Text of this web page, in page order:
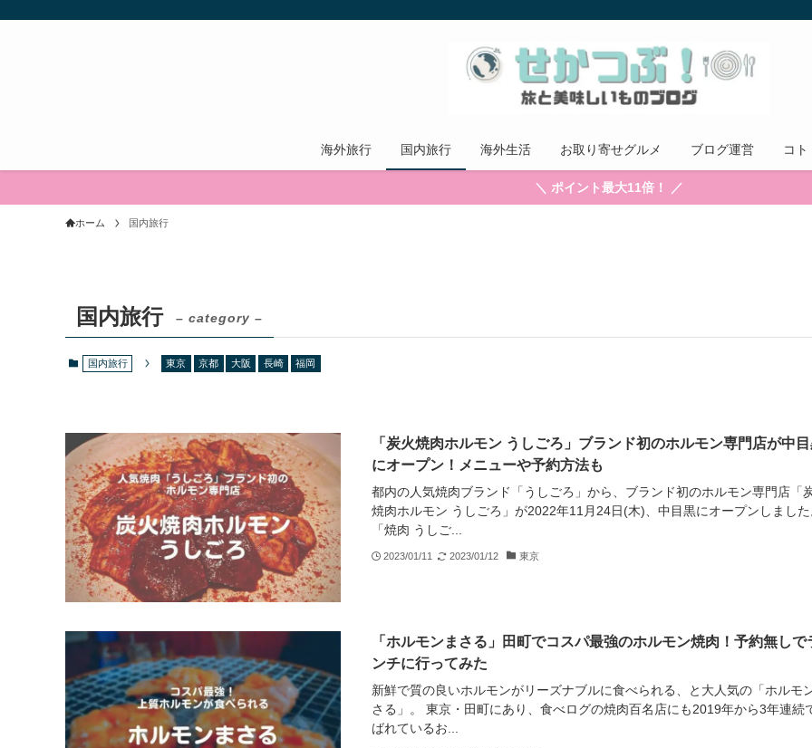
海外旅行 国内旅行 海外生活 お取り寄せグルメ ブログ運営 コ
＼ ポイント最大11倍！ ／
ホーム 国内旅行
国内旅行 – category –
国内旅行 東京 京都 大阪 長崎 福岡
「炭火焼肉ホルモン うしごろ」ブランド初のホルモン専門店が中
にオープン！メニューや予約方法も
都内の人気焼肉ブランド「うしごろ」から、ブランド初のホルモン専門店「
焼肉ホルモン うしごろ」が2022年11月24日(木)、中目黒にオープンしました
「焼肉 うしご...
2023/01/11 2023/01/12 東京
「ホルモンまさる」田町でコスパ最強のホルモン焼肉！予約無しで
ンチに行ってみた
新鮮で質の良いホルモンがリーズナブルに食べられる、と大人気の「ホルモ
さる」。 東京・田町にあり、食べログの焼肉百名店にも2019年から3年連続
ばれているお...